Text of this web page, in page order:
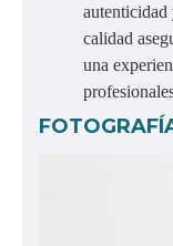
autenticidad
calidad
una